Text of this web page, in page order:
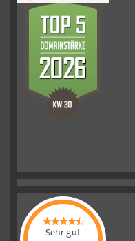
Sehr gut